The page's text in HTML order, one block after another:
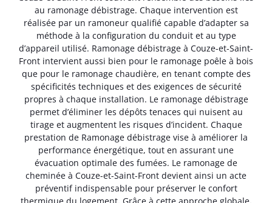
au ramonage débistrage. Chaque intervention est
réalisée par un ramoneur qualifié capable d’adapter sa
méthode à la configuration du conduit et au type
d’appareil utilisé. Ramonage débistrage à Couze-et-Saint-
Front intervient aussi bien pour le ramonage poêle à bois
que pour le ramonage chaudière, en tenant compte des
spécificités techniques et des exigences de sécurité
propres à chaque installation. Le ramonage débistrage
permet d’éliminer les dépôts tenaces qui nuisent au
tirage et augmentent les risques d’incident. Chaque
prestation de Ramonage débistrage vise à améliorer la
performance énergétique, tout en assurant une
évacuation optimale des fumées. Le ramonage de
cheminée à Couze-et-Saint-Front devient ainsi un acte
préventif indispensable pour préserver le confort